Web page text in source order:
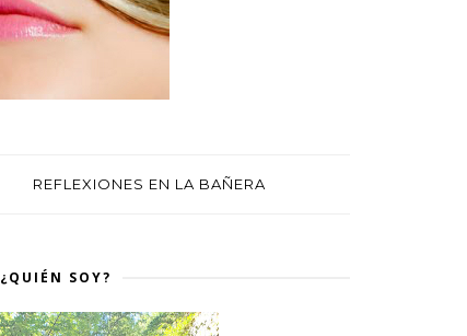
REFLEXIONES EN LA BAÑERA
¿QUIÉN SOY?